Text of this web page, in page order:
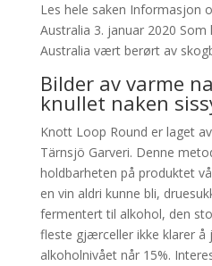
Les hele saken Informasjon
Australia 3. januar 2020
Australia vært berørt av
Bilder av varme
knullet naken
Knott Loop Round er laget
Tärnsjö Garveri. Denne
holdbarheten på produktet
en vin aldri kunne bli,
fermentert til alkohol, den
fleste gjærceller ikke klarer å
alkoholnivået når 15%.